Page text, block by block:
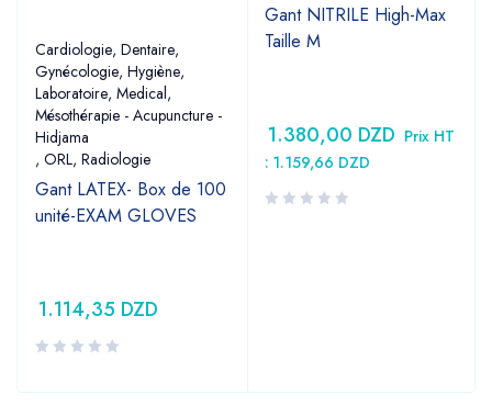
Cardiologie, Dentaire,
Gynécologie, Hygiène,
Laboratoire, Medical,
Mésothérapie - Acupuncture -
Hidjama
, ORL, Radiologie
Gant LATEX- Box de 100
unité-EXAM GLOVES
1.114,35 DZD
Gant NITRILE High-Max
Taille M
1.380,00 DZD Prix HT
: 1.159,66 DZD